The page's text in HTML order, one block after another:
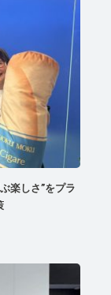
楽しさ”をプラ